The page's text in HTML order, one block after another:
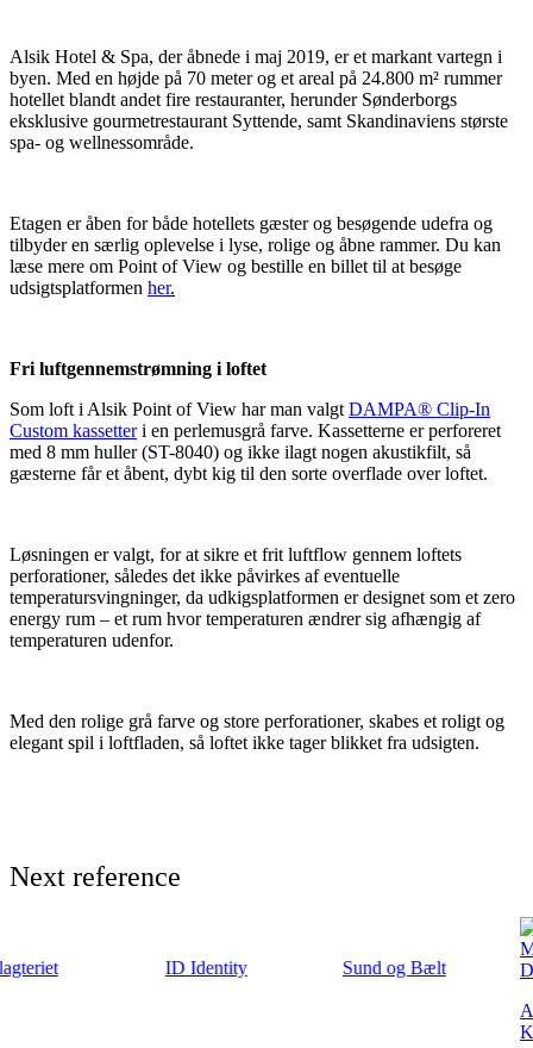
Alsik Hotel & Spa, der åbnede i maj 2019, er et markant vartegn i
byen. Med en højde på 70 meter og et areal på 24.800 m² rummer
hotellet blandt andet fire restauranter, herunder Sønderborgs
eksklusive gourmetrestaurant Syttende, samt Skandinaviens største
spa- og wellnessområde.
Etagen er åben for både hotellets gæster og besøgende udefra og
tilbyder en særlig oplevelse i lyse, rolige og åbne rammer. Du kan
læse mere om Point of View og bestille en billet til at besøge
udsigtsplatformen her.
Fri luftgennemstrømning i loftet
Som loft i Alsik Point of View har man valgt DAMPA® Clip-In
Custom kassetteri en perlemusgrå farve. Kassetterne er perforeret
med 8 mm huller (ST-8040) og ikke ilagt nogen akustikfilt, så
gæsterne får et åbent, dybt kig til den sorte overflade over loftet.
Løsningen er valgt, for at sikre et frit luftflow gennem loftets
perforationer, således det ikke påvirkes af eventuelle
temperatursvingninger, da udkigsplatformen er designet som et zero
energy rum – et rum hvor temperaturen ændrer sig afhængig af
temperaturen udenfor.
Med den rolige grå farve og store perforationer, skabes et roligt og
elegant spil i loftfladen, så loftet ikke tager blikket fra udsigten.
Next reference
ID Identity Sund og Bælt